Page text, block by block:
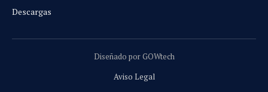
Descargas
Diseñado por GOWtech
Aviso Legal